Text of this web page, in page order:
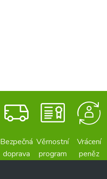
Bezpečná
doprava
Věrnostní
program
Vrácení
peněz